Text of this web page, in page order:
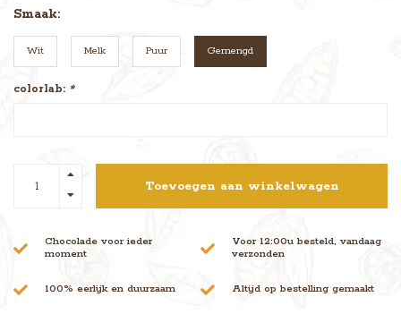
Smaak:
Wit Melk Puur Gemengd
colorlab: *
Toevoegen aan winkelwagen
Chocolade voor ieder
moment
Voor 12:00u besteld, vandaag
verzonden
100% eerlijk en duurzaam Altijd op bestelling gemaakt